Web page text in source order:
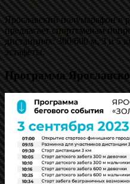
Ярославский полумарафон в
предлагает спортсменам
дистанциях: 300/600 м, 3 и 5
эстафеты.
Программа